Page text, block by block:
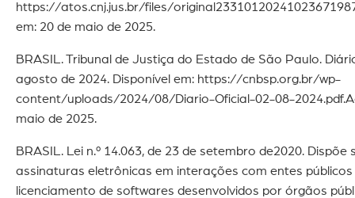
https://atos.cnj.jus.br/files/
em: 20 de maio de 2025.
BRASIL. Tribunal de Justiça do Estado de São Paulo.
agosto de 2024. Disponível em: https://cnbsp.org.br/wp-
content/uploads/2024/08/Diario-Oficial-02-08-
maio de 2025.
BRASIL. Lei n.º 14.063, de 23 de setembro de2020. Dispõe
assinaturas eletrônicas em interações com entes públicos
licenciamento de softwares desenvolvidos por órgãos